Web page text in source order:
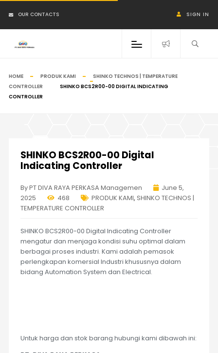
OUR CONTACTS SIGN IN
HOME PRODUK KAMI
SHINKO TECHNOS | TEMPERATURE
CONTROLLER
SHINKO BCS2R00-00 DIGITAL INDICATING
CONTROLLER
SHINKO BCS2R00-00 Digital
Indicating Controller
By PT DIVA RAYA PERKASA Managemen
June 5,
2025
468 PRODUK KAMI, SHINKO TECHNOS |
TEMPERATURE CONTROLLER
SHINKO BCS2R00-00 Digital Indicating Controller
mengatur dan menjaga kondisi suhu optimal dalam
berbagai proses industri. Kami adalah pemasok
perlengkapan komersial Industri khususnya dalam
bidang Automation System dan Electrical.
Untuk harga dan stok barang hubungi kami dibawah ini: